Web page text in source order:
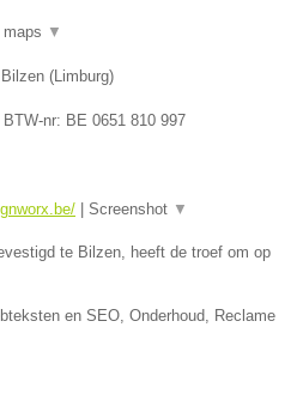
▼
Bilzen (Limburg)
BTW-nr: BE 0651 810 997
Screenshot ▼
te Bilzen, heeft de troef om op
en SEO, Onderhoud, Reclame